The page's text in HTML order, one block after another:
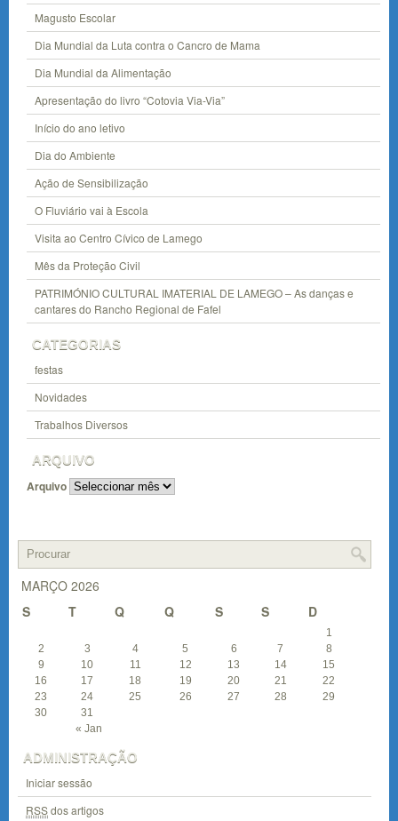
Magusto Escolar
Dia Mundial da Luta contra o Cancro de Mama
Dia Mundial da Alimentação
Apresentação do livro “Cotovia Via-Via”
Início do ano letivo
Dia do Ambiente
Ação de Sensibilização
O Fluviário vai à Escola
Visita ao Centro Cívico de Lamego
Mês da Proteção Civil
PATRIMÓNIO CULTURAL IMATERIAL DE LAMEGO – As danças e
cantares do Rancho Regional de Fafel
CATEGORIAS
festas
Novidades
Trabalhos Diversos
ARQUIVO
Arquivo
MARÇO 2026
S
T Q Q S S D
« Jan
1
2
3 4 5 6 7
8
9
10 11 12 13 14
15
16
17 18 19 20 21
22
23
24 25 26 27 28
29
30
31
ADMINISTRAÇÃO
Iniciar sessão
RSSdos artigos